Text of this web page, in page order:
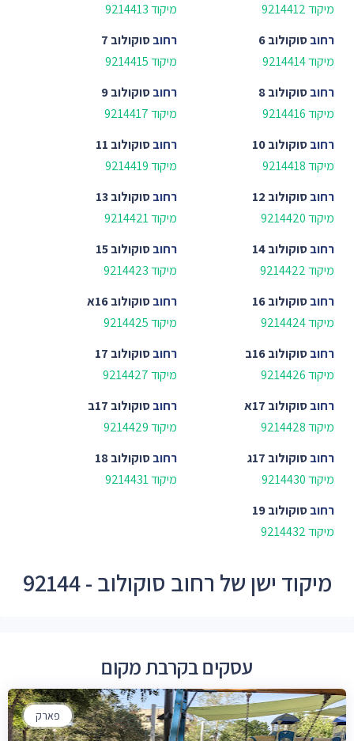
מיקוד 9214412
מיקוד 9214413
רחובסוקולוב 6
מיקוד 9214414
רחובסוקולוב 7
מיקוד 9214415
רחובסוקולוב 8
מיקוד 9214416
רחובסוקולוב 9
מיקוד 9214417
רחובסוקולוב 10
מיקוד 9214418
רחובסוקולוב 11
מיקוד 9214419
רחובסוקולוב 12
מיקוד 9214420
רחובסוקולוב 13
מיקוד 9214421
רחובסוקולוב 14
מיקוד 9214422
רחובסוקולוב 15
מיקוד 9214423
רחובסוקולוב 16
מיקוד 9214424
רחובסוקולוב 16א
מיקוד 9214425
רחובסוקולוב 16ב
מיקוד 9214426
רחובסוקולוב 17
מיקוד 9214427
רחובסוקולוב 17א
מיקוד 9214428
רחובסוקולוב 17ב
מיקוד 9214429
רחובסוקולוב 17ג
מיקוד 9214430
רחובסוקולוב 18
מיקוד 9214431
רחובסוקולוב 19
מיקוד 9214432
מיקוד ישן של רחוב סוקולוב - 92144
עסקים בקרבת מקום
פארק